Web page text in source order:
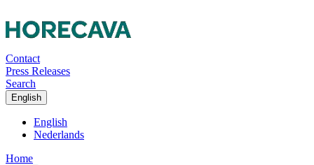
Contact
Press Releases
Search
English
English
Nederlands
Home